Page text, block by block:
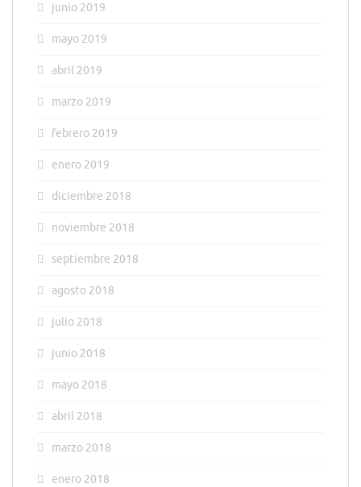
junio 2019
mayo 2019
abril 2019
marzo 2019
febrero 2019
enero 2019
diciembre 2018
noviembre 2018
septiembre 2018
agosto 2018
julio 2018
junio 2018
mayo 2018
abril 2018
marzo 2018
enero 2018